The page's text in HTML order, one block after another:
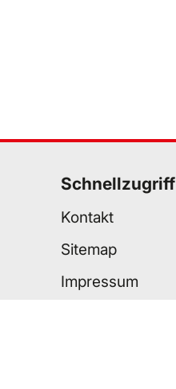
Schnellzugriff
Kontakt
Sitemap
Impressum